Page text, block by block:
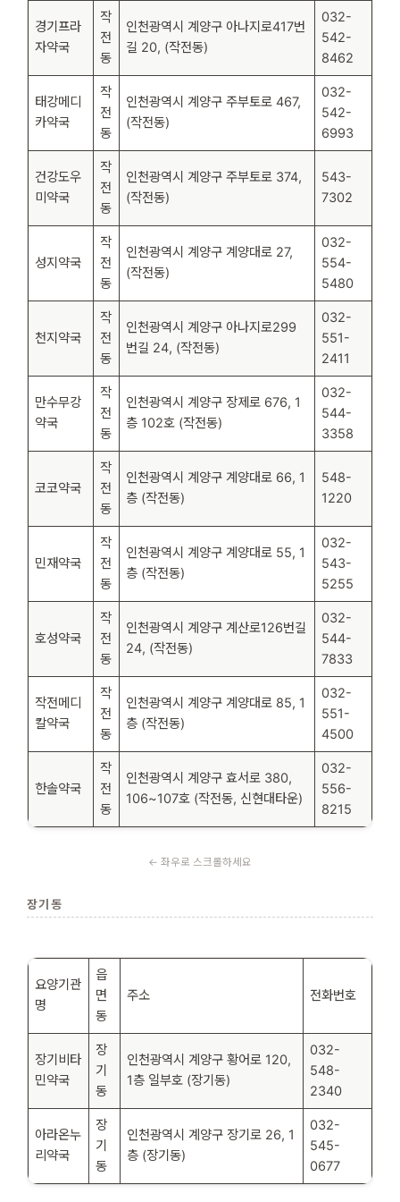
경기프라
자약국
작
전
동
인천광역시 계양구 아나지로417번
길 20, (작전동)
032-
542-
8462
태강메디
카약국
작
전
동
인천광역시 계양구 주부토로 467,
(작전동)
032-
542-
6993
건강도우
미약국
작
전
동
인천광역시 계양구 주부토로 374,
(작전동)
543-
7302
성지약국
작
전
동
인천광역시 계양구 계양대로 27,
(작전동)
032-
554-
5480
천지약국
작
전
동
인천광역시 계양구 아나지로299
번길 24, (작전동)
032-
551-
2411
만수무강
약국
작
전
동
인천광역시 계양구 장제로 676, 1
층 102호 (작전동)
032-
544-
3358
코코약국
작
전
동
인천광역시 계양구 계양대로 66, 1
층 (작전동)
548-
1220
민재약국
작
전
동
인천광역시 계양구 계양대로 55, 1
층 (작전동)
032-
543-
5255
호성약국
작
전
동
인천광역시 계양구 계산로126번길
24, (작전동)
032-
544-
7833
작전메디
칼약국
작
전
동
인천광역시 계양구 계양대로 85, 1
층 (작전동)
032-
551-
4500
한솔약국
작
전
동
인천광역시 계양구 효서로 380,
106~107호 (작전동, 신현대타운)
032-
556-
8215
장기동
요양기관
명
읍
면
동
주소 전화번호
장기비타
민약국
장
기
동
인천광역시 계양구 황어로 120,
1층 일부호 (장기동)
032-
548-
2340
아라온누
리약국
장
기
동
인천광역시 계양구 장기로 26, 1
층 (장기동)
032-
545-
0677